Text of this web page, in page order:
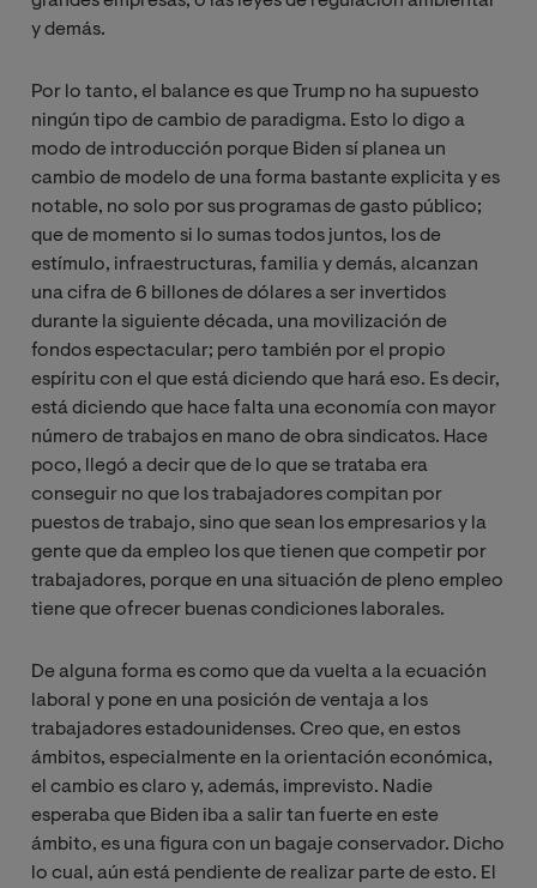
y demás.
Por lo tanto, el balance es que Trump no ha supuesto
ningún tipo de cambio de paradigma. Esto lo digo a
modo de introducción porque Biden sí planea un
cambio de modelo de una forma bastante explicita y es
notable, no solo por sus programas de gasto público;
que de momento si lo sumas todos juntos, los de
estímulo, infraestructuras, familia y demás, alcanzan
una cifra de 6 billones de dólares a ser invertidos
durante la siguiente década, una movilización de
fondos espectacular; pero también por el propio
espíritu con el que está diciendo que hará eso. Es decir,
está diciendo que hace falta una economía con mayor
número de trabajos en mano de obra sindicatos. Hace
poco, llegó a decir que de lo que se trataba era
conseguir no que los trabajadores compitan por
puestos de trabajo, sino que sean los empresarios y la
gente que da empleo los que tienen que competir por
trabajadores, porque en una situación de pleno empleo
tiene que ofrecer buenas condiciones laborales.
De alguna forma es como que da vuelta a la ecuación
laboral y pone en una posición de ventaja a los
trabajadores estadounidenses. Creo que, en estos
ámbitos, especialmente en la orientación económica,
el cambio es claro y, además, imprevisto. Nadie
esperaba que Biden iba a salir tan fuerte en este
ámbito, es una figura con un bagaje conservador. Dicho
lo cual, aún está pendiente de realizar parte de esto. El